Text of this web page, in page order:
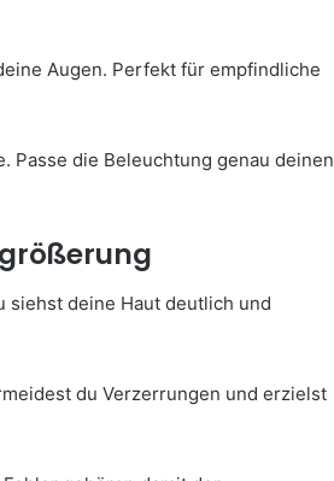
Augen. Perfekt für empfindliche
Passe die Beleuchtung genau deinen
siehst deine Haut deutlich und
du Verzerrungen und erzielst